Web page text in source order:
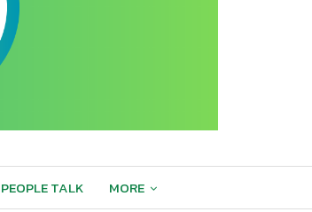
PEOPLE TALK MORE